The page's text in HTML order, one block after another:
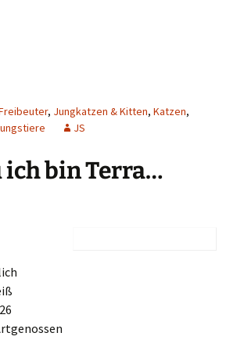
, Jungkatzen & Kitten, Katzen,
JS
ich bin Terra…